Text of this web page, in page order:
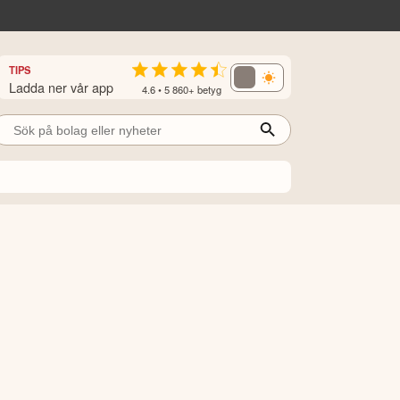
TIPS
Ladda ner vår app 4.6 • 5 860+ betyg